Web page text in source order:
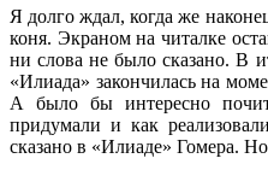
Я долго ждал, когда же
коня. Экраном на читалке
ни слова не было сказано. В
«Илиада» закончилась на
А было бы интересно
придумали и как
сказано в «Илиаде» Гомера.